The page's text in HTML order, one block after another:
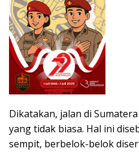
Dikatakan, jalan di
yang tidak biasa. Hal ini
sempit, berbelok-belok